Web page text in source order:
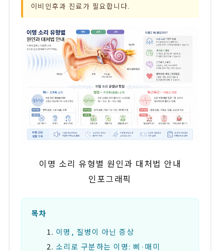
이비인후과 진료가 필요합니다.
이명 소리 유형별 원인과 대처법 안내
인포그래픽
목차
이명, 질병이 아닌 증상
소리로 구분하는 이명: 삐·매미